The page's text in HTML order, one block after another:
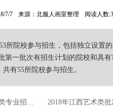
7/7 来源：北服人画室整理 阅读人数
所院校参与招生，包括独立设置
第一批次有招生计划的院校和具
有55所院校参与招生。
2018年上海市艺术类专业招生录取问答